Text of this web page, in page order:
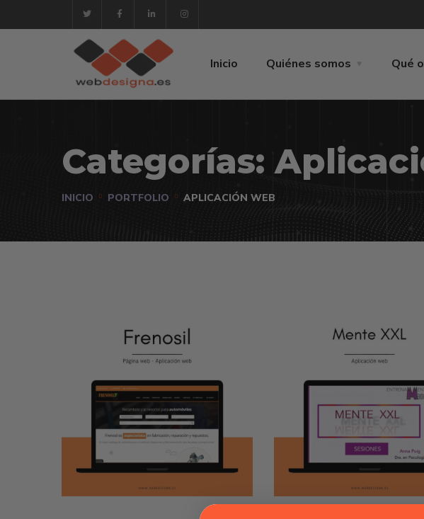
Inicio Quiénes somos Qué
Categorías:
INICIO PORTFOLIO APLICACIÓN WEB
Frenosil
APLICACIÓN WEB /
ONLINE
Mente XXL
APLICACIÓN WEB
/
PÁGINA WEB